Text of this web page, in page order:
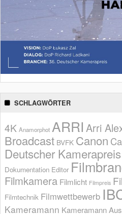
SCHLAGWÖRTER
4K Anamorphot ARRI Arri
Broadcast BVFK Canon
Deutscher Kamerapreis
Dokumentation Editor
Filmkamera Filmlicht Filmpreis
Filmtechnik Filmwettbewerb
Kameramann Kameramann